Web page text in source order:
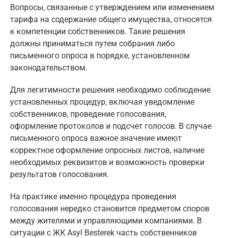
Вопросы, связанные с утверждением или изменением
тарифа на содержание общего имущества, относятся
к компетенции собственников. Такие решения
должны приниматься путем собрания либо
письменного опроса в порядке, установленном
законодательством.
Для легитимности решения необходимо соблюдение
установленных процедур, включая уведомление
собственников, проведение голосования,
оформление протоколов и подсчет голосов. В случае
письменного опроса важное значение имеют
корректное оформление опросных листов, наличие
необходимых реквизитов и возможность проверки
результатов голосования.
На практике именно процедура проведения
голосования нередко становится предметом споров
между жителями и управляющими компаниями. В
ситуации с ЖК Asyl Besterek часть собственников